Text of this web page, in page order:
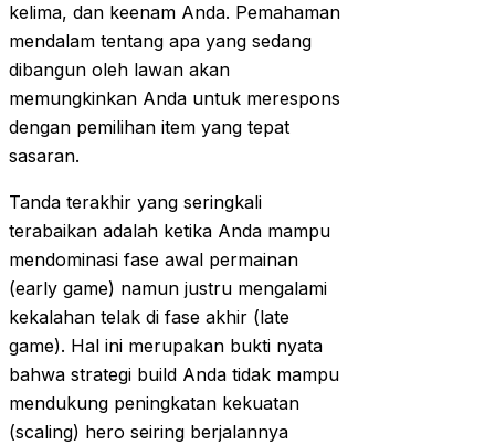
kelima, dan keenam Anda. Pemahaman
mendalam tentang apa yang sedang
dibangun oleh lawan akan
memungkinkan Anda untuk merespons
dengan pemilihan item yang tepat
sasaran.
Tanda terakhir yang seringkali
terabaikan adalah ketika Anda mampu
mendominasi fase awal permainan
(early game) namun justru mengalami
kekalahan telak di fase akhir (late
game). Hal ini merupakan bukti nyata
bahwa strategi build Anda tidak mampu
mendukung peningkatan kekuatan
(scaling) hero seiring berjalannya